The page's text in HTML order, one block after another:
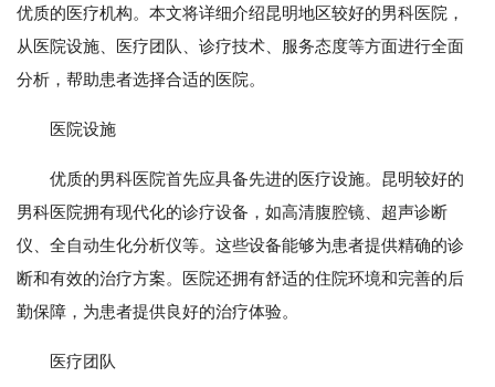
优质的医疗机构。本文将详细介绍昆明地区较好的男科医院，
从医院设施、医疗团队、诊疗技术、服务态度等方面进行全面
分析，帮助患者选择合适的医院。
医院设施
优质的男科医院首先应具备先进的医疗设施。昆明较好的
男科医院拥有现代化的诊疗设备，如高清腹腔镜、超声诊断
仪、全自动生化分析仪等。这些设备能够为患者提供精确的诊
断和有效的治疗方案。医院还拥有舒适的住院环境和完善的后
勤保障，为患者提供良好的治疗体验。
医疗团队